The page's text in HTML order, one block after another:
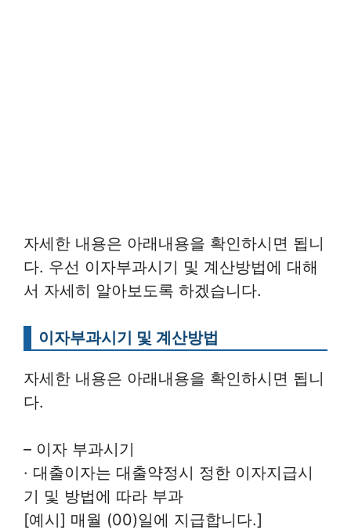
자세한 내용은 아래내용을 확인하시면 됩니
다. 우선 이자부과시기 및 계산방법에 대해
서 자세히 알아보도록 하겠습니다.
이자부과시기 및 계산방법
자세한 내용은 아래내용을 확인하시면 됩니
다.
– 이자 부과시기
· 대출이자는 대출약정시 정한 이자지급시
기 및 방법에 따라 부과
[예시] 매월 (00)일에 지급합니다.]